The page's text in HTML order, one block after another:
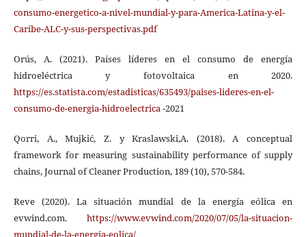
consumo-energetico-a-nivel-mundial-y-para-America-Latina-y-el-
Caribe-ALC-y-sus-perspectivas.pdf
Orús, A. (2021). Países líderes en el consumo de energía
hidroeléctrica y fotovoltaica en 2020.
https://es.statista.com/estadisticas/635493/paises-lideres-en-el-
consumo-de-energia-hidroelectrica-2021
Qorri, A., Mujkić, Z. y Kraslawski,A. (2018). A conceptual
framework for measuring sustainability performance of supply
chains, Journal of Cleaner Production, 189 (10), 570-584.
Reve (2020). La situación mundial de la energía eólica en
evwind.com.https://www.evwind.com/2020/07/05/la-situacion-
mundial-de-la-energia-eolica/